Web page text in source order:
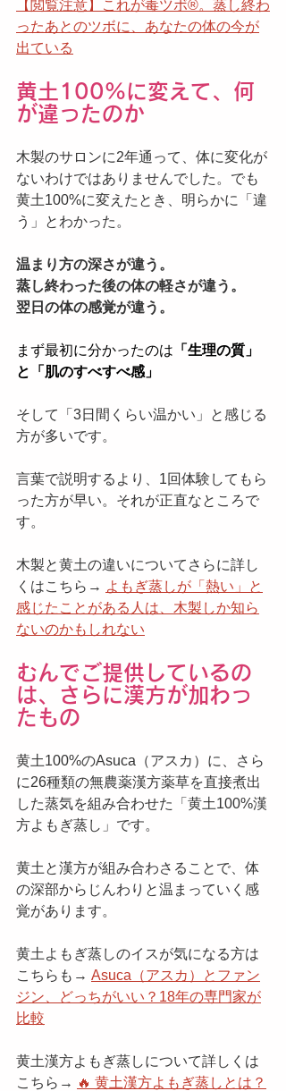
【閲覧注意】これが毒ツボ®️。蒸し終わ
ったあとのツボに、あなたの体の今が
出ている
黄土100%に変えて、何
が違ったのか
木製のサロンに2年通って、体に変化が
ないわけではありませんでした。でも
黄土100%に変えたとき、明らかに「違
う」とわかった。
温まり方の深さが違う。
蒸し終わった後の体の軽さが違う。
翌日の体の感覚が違う。
まず最初に分かったのは 「生理の質」
と「肌のすべすべ感」
そして「3日間くらい温かい」と感じる
方が多いです。
言葉で説明するより、1回体験してもら
った方が早い。それが正直なところで
す。
木製と黄土の違いについてさらに詳し
くはこちら→ よもぎ蒸しが「熱い」と
感じたことがある人は、木製しか知ら
ないのかもしれない
むんでご提供しているの
は、さらに漢方が加わっ
たもの
黄土100%のAsuca（アスカ）に、さら
に26種類の無農薬漢方薬草を直接煮出
した蒸気を組み合わせた「黄土100%漢
方よもぎ蒸し」です。
黄土と漢方が組み合わさることで、体
の深部からじんわりと温まっていく感
覚があります。
黄土よもぎ蒸しのイスが気になる方は
こちらも→ Asuca（アスカ）とファン
ジン、どっちがいい？18年の専門家が
比較
黄土漢方よもぎ蒸しについて詳しくは
こちら→ 🔥 黄土漢方よもぎ蒸しとは？